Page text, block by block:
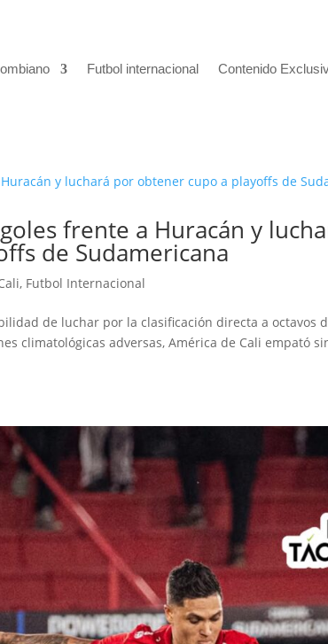
Futbol internacional Contenido
frente a Huracán y
de Sudamericana
, Futbol Internacional
de luchar por la clasificación directa a octavos
climatológicas adversas, América de Cali empató